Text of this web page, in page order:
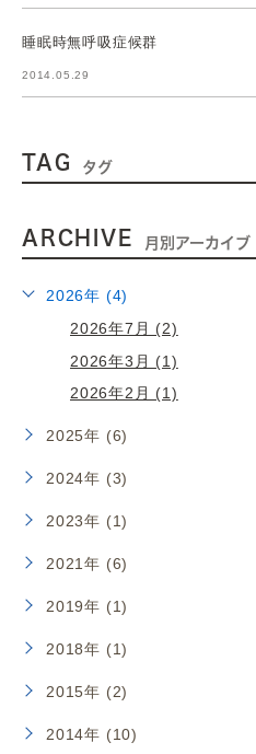
睡眠時無呼吸症候群
2014.05.29
TAG タグ
ARCHIVE 月別アーカイブ
2026年 (4)
2026年7月 (2)
2026年3月 (1)
2026年2月 (1)
2025年 (6)
2024年 (3)
2023年 (1)
2021年 (6)
2019年 (1)
2018年 (1)
2015年 (2)
2014年 (10)